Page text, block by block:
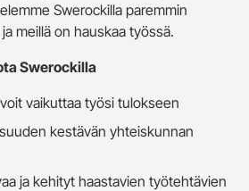
Swerockilla paremmin
meillä on hauskaa työssä.
Swerockilla
vaikuttaa työsi tulokseen
kestävän yhteiskunnan
ja kehityt haastavien työtehtävien